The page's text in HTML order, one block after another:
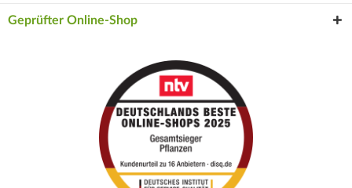
Geprüfter Online-Shop